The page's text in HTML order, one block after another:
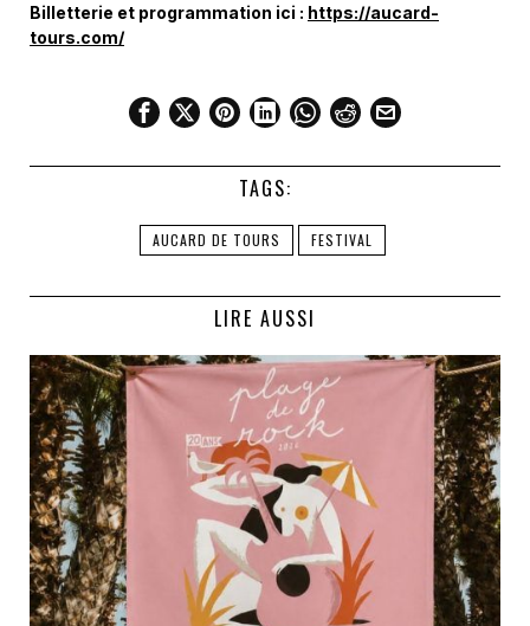
Billetterie et programmation ici : https://aucard-
tours.com/
TAGS:
AUCARD DE TOURS FESTIVAL
LIRE AUSSI